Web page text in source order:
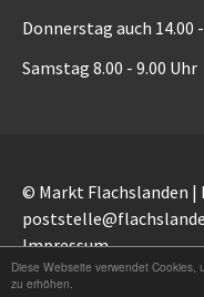
Diese Webseite verwendet Cookies,
zu erhöhen.
Donnerstag auch 14.00
Samstag 8.00 - 9.00 Uhr
© Markt Flachslanden |
Impressum